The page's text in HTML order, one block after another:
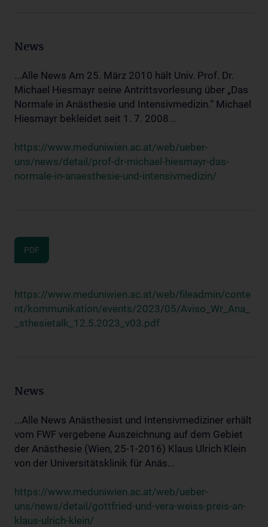
News
...Alle News Am 25. März 2010 hält Univ. Prof. Dr.
Michael Hiesmayr seine Antrittsvorlesung über „Das
Normale in Anästhesie und Intensivmedizin.“ Michael
Hiesmayr bekleidet seit 1. 7. 2008...
https://www.meduniwien.ac.at/web/ueber-
uns/news/detail/prof-dr-michael-hiesmayr-das-
normale-in-anaesthesie-und-intensivmedizin/
PDF
https://www.meduniwien.ac.at/web/fileadmin/conte
nt/kommunikation/events/2023/05/Aviso_Wr_Ana_
_sthesietalk_12.5.2023_v03.pdf
News
...Alle News Anästhesist und Intensivmediziner erhält
vom FWF vergebene Auszeichnung auf dem Gebiet
der Anästhesie (Wien, 25-1-2016) Klaus Ulrich Klein
von der Universitätsklinik für Anäs...
https://www.meduniwien.ac.at/web/ueber-
uns/news/detail/gottfried-und-vera-weiss-preis-an-
klaus-ulrich-klein/